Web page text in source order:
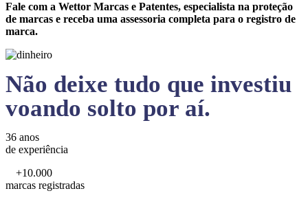
Fale com a Wettor Marcas e Patentes, especialista na proteção
de marcas e receba uma assessoria completa para o registro de
marca.
Não deixe tudo que investiu
voando solto por aí.
36 anos
de experiência
+10.000
marcas registradas